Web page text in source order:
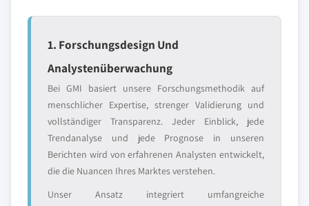
1. Forschungsdesign Und
Analystenüberwachung
Bei GMI basiert unsere Forschungsmethodik auf
menschlicher Expertise, strenger Validierung und
vollständiger Transparenz. Jeder Einblick, jede
Trendanalyse und jede Prognose in unseren
Berichten wird von erfahrenen Analysten entwickelt,
die die Nuancen Ihres Marktes verstehen.
Unser Ansatz integriert umfangreiche